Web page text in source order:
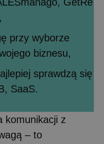
przy wyborze
biznesu,
sprawdzą się
SaaS.
komunikacji z
– to